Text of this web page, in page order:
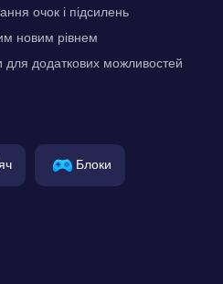
очок і підсилень
новим рівнем
для додаткових можливостей
Блоки